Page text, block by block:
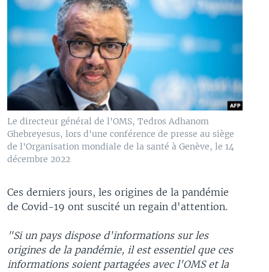
Le directeur général de l'OMS, Tedros Adhanom
Ghebreyesus, lors d'une conférence de presse au siège
de l'Organisation mondiale de la santé à Genève, le 14
décembre 2022
Ces derniers jours, les origines de la pandémie
de Covid-19 ont suscité un regain d'attention.
"Si un pays dispose d'informations sur les
origines de la pandémie, il est essentiel que ces
informations soient partagées avec l'OMS et la